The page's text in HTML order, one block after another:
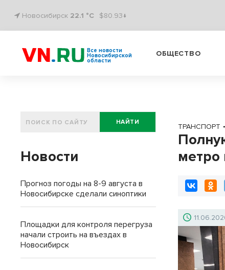
Новосибирск 22.1 °C $80.93↓
Все новости
Новосибирской
области
ОБЩЕСТВО
ТРАНСПОРТ
метро
НАЙТИ
Новости
Прогноз погоды на 8-9 августа в
Новосибирске сделали синоптики
Площадки для контроля перегруза
начали строить на въездах в
Новосибирск